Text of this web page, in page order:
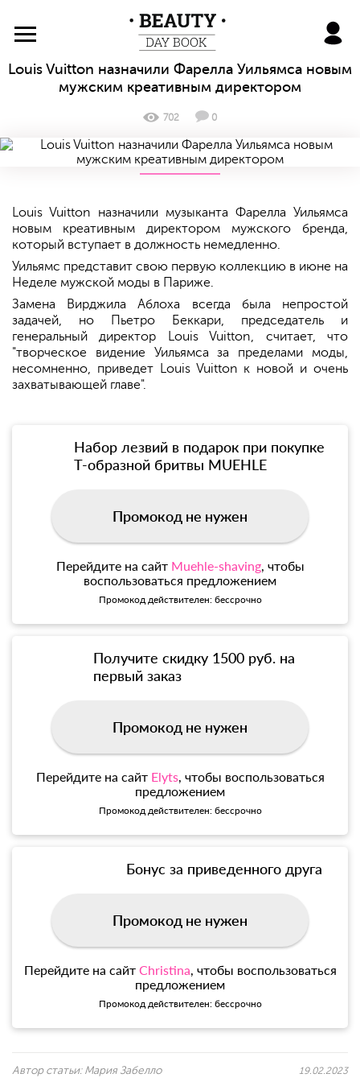
BeautyDayBook
Louis Vuitton назначили Фарелла Уильямса новым
мужским креативным директором
702 0
Louis Vuitton назначили музыканта Фарелла Уильямса
новым креативным директором мужского бренда,
который вступает в должность немедленно.
Уильямс представит свою первую коллекцию в июне на
Неделе мужской моды в Париже.
Замена Вирджила Аблоха всегда была непростой
задачей, но Пьетро Беккари, председатель и
генеральный директор Louis Vuitton, считает, что
"творческое видение Уильямса за пределами моды,
несомненно, приведет Louis Vuitton к новой и очень
захватывающей главе".
Набор лезвий в подарок при покупке
Т-образной бритвы MUEHLE
Промокод не нужен
Перейдите на сайт Muehle-shaving, чтобы
воспользоваться предложением
Промокод действителен: бессрочно
Получите скидку 1500 руб. на
первый заказ
Промокод не нужен
Перейдите на сайт Elyts, чтобы воспользоваться
предложением
Промокод действителен: бессрочно
Бонус за приведенного друга
Промокод не нужен
Перейдите на сайт Christina, чтобы воспользоваться
предложением
Промокод действителен: бессрочно
Автор статьи: Мария Забелло 19.02.2023